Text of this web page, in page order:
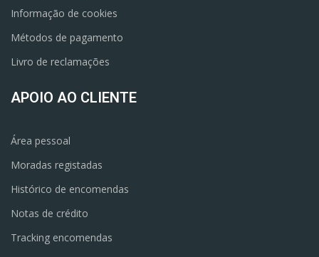
Informação de cookies
Métodos de pagamento
Livro de reclamações
APOIO AO CLIENTE
Área pessoal
Moradas registadas
Histórico de encomendas
Notas de crédito
Tracking encomendas